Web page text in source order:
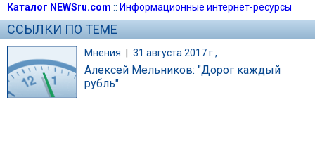
Каталог NEWSru.com :: Информационные интернет-ресурсы
ССЫЛКИ ПО ТЕМЕ
Мнения | 31 августа 2017 г.,
Алексей Мельников: "Дорог каждый
рубль"